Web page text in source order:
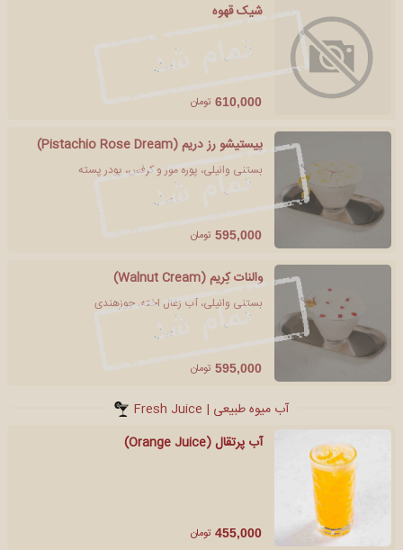
شیک قهوه
610,000 تومان
پیستیشو رز دریم (Pistachio Rose Dream)
بستنی وانیلی، پوره موز و کرفس، پودر پسته
595,000 تومان
والنات کِریم (Walnut Cream)
بستنی وانیلی، آب زغال اخته، جوزهندی
595,000 تومان
آب میوه طبیعی | Fresh Juice
آب پرتقال (Orange Juice)
455,000 تومان